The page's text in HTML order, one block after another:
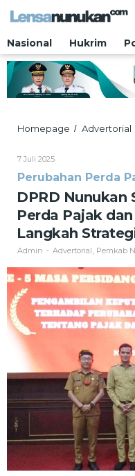
Nasional
Hukrim
Homepage / Advertorial
7 Juli 2025Oleh
Perubahan Perda
DPRD Nunukan
Perda Pajak
Langkah
Admin - Advertorial Pemkab